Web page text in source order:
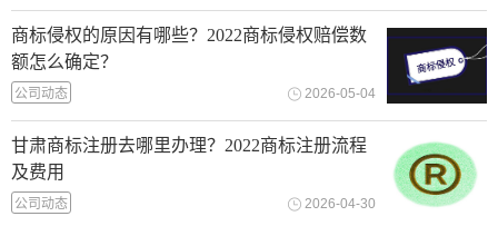
商标侵权的原因有哪些？2022商标侵权赔偿数
额怎么确定？
2026-05-04
公司动态
甘肃商标注册去哪里办理？2022商标注册流程
及费用
2026-04-30
公司动态